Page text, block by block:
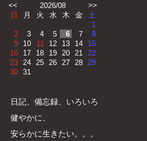
<<
2026/08
>>
日
月 火 水 木 金
土
1
2
3 4 5 6 7
8
9
10 11 12 13 14
15
16
17 18 19 20 21
22
23
24 25 26 27 28
29
30 31
日記、備忘録、いろいろ
健やかに、
安らかに生きたい。。。